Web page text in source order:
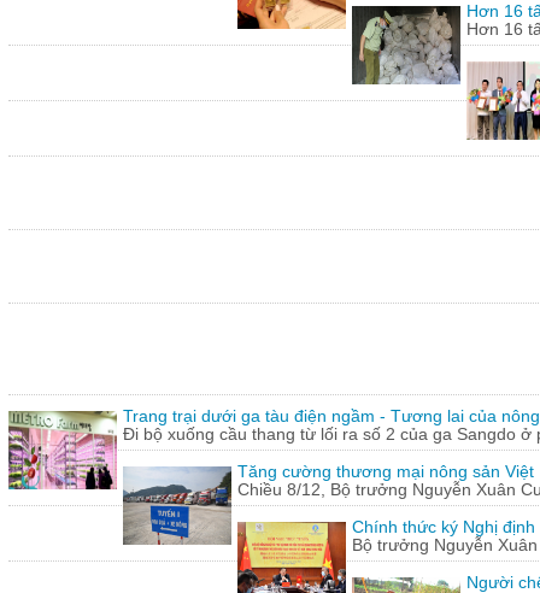
Hơn 16
Hơn 16
Trang trại dưới ga tàu điện ngầm - Tương lai của
Đi bộ xuống cầu thang từ lối ra số 2 của ga Sangdo ở
Tăng cường thương mại nông sản Việt
Chiều 8/12, Bộ trưởng Nguyễn Xuân
Chính thức ký Nghị
Bộ trưởng Nguyễn
Người